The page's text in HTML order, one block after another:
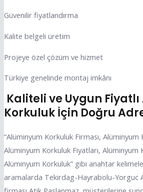
Güvenilir fiyatlandırma
Kalite belgeli üretim
Projeye özel çözüm ve hizmet
Türkiye genelinde montaj imkânı
Kaliteli ve Uygun
Korkuluk İçin Doğru
“Alüminyum Korkuluk Firması, Alüminyum
Alüminyum Korkuluk Fiyatları, Alüminyum
Alüminyum Korkuluk” gibi anahtar
aramalarda Tekirdag-Hayrabolu-Yorguc